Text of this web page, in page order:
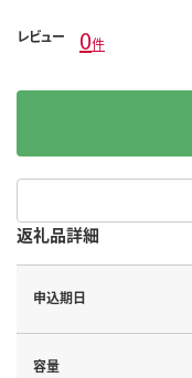
レビュー 0件
返礼品詳細
申込期日
容量